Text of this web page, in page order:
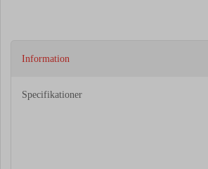
Information
Specifikationer